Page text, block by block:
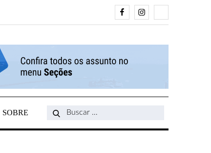
FacebookInstagram
SOBRE
Search